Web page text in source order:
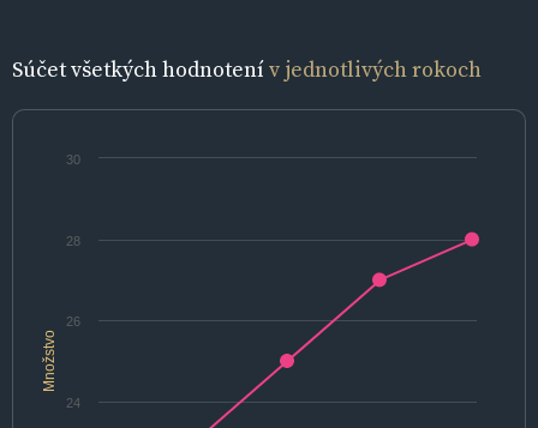
Súčet všetkých hodnotenív jednotlivých rokoch
Množstvo
24
26
28
30